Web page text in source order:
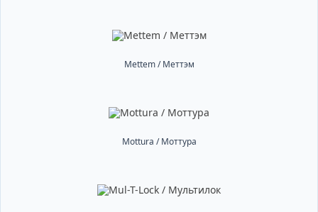
Mettem / Меттэм
Mottura / Моттура